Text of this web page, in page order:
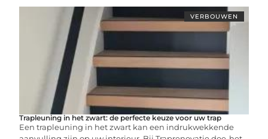
VERBOUWEN
Trapleuning in het zwart: de perfecte keuze voor uw trap
Een trapleuning in het zwart kan een indrukwekkende